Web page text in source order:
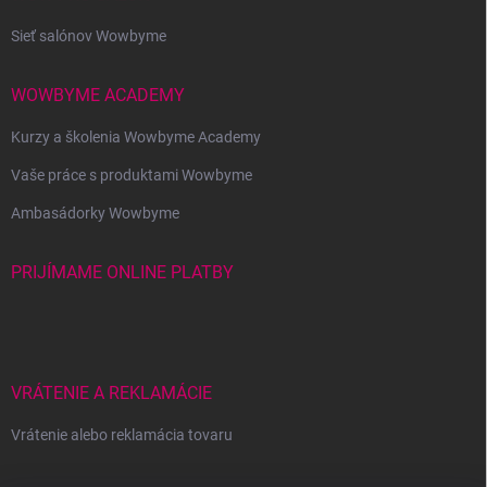
Sieť salónov Wowbyme
WOWBYME ACADEMY
Kurzy a školenia Wowbyme Academy
Vaše práce s produktami Wowbyme
Ambasádorky Wowbyme
PRIJÍMAME ONLINE PLATBY
VRÁTENIE A REKLAMÁCIE
Vrátenie alebo reklamácia tovaru